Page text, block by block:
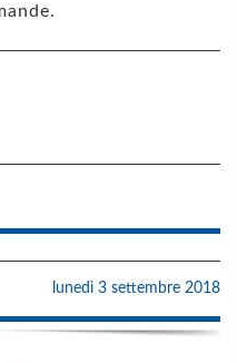
lunedì 3 settembre 2018